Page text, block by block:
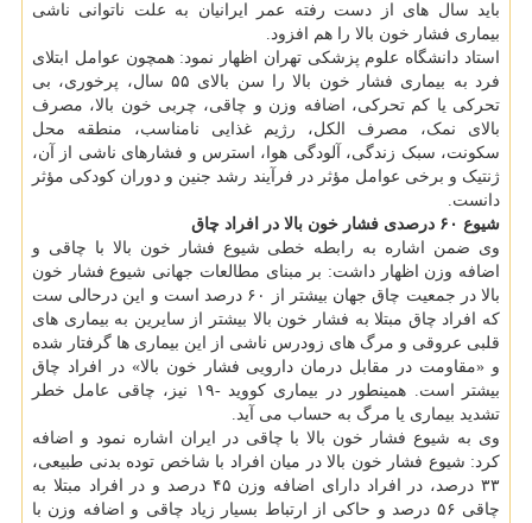
باید سال های از دست رفته عمر ایرانیان به علت ناتوانی ناشی
بیماری فشار خون بالا را هم افزود.
استاد دانشگاه علوم پزشکی تهران اظهار نمود: همچون عوامل ابتلای
فرد به بیماری فشار خون بالا را سن بالای ۵۵ سال، پرخوری، بی
تحرکی یا کم تحرکی، اضافه وزن و چاقی، چربی خون بالا، مصرف
بالای نمک، مصرف الکل، رژیم غذایی نامناسب، منطقه محل
سکونت، سبک زندگی، آلودگی هوا، استرس و فشارهای ناشی از آن،
ژنتیک و برخی عوامل مؤثر در فرآیند رشد جنین و دوران کودکی مؤثر
دانست.
شیوع ۶۰ درصدی فشار خون بالا در افراد چاق
وی ضمن اشاره به رابطه خطی شیوع فشار خون بالا با چاقی و
اضافه وزن اظهار داشت: بر مبنای مطالعات جهانی شیوع فشار خون
بالا در جمعیت چاق جهان بیشتر از ۶۰ درصد است و این درحالی ست
که افراد چاق مبتلا به فشار خون بالا بیشتر از سایرین به بیماری های
قلبی عروقی و مرگ های زودرس ناشی از این بیماری ها گرفتار شده
و «مقاومت در مقابل درمان دارویی فشار خون بالا» در افراد چاق
بیشتر است. همینطور در بیماری کووید -۱۹ نیز، چاقی عامل خطر
تشدید بیماری یا مرگ به حساب می آید.
وی به شیوع فشار خون بالا با چاقی در ایران اشاره نمود و اضافه
کرد: شیوع فشار خون بالا در میان افراد با شاخص توده بدنی طبیعی،
۳۳ درصد، در افراد دارای اضافه وزن ۴۵ درصد و در افراد مبتلا به
چاقی ۵۶ درصد و حاکی از ارتباط بسیار زیاد چاقی و اضافه وزن با